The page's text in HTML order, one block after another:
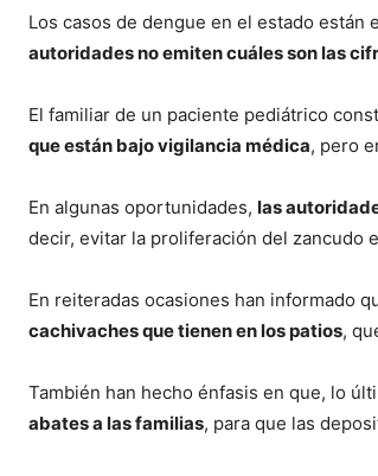
Los casos de dengue en el estado
autoridades no emiten cuáles son las
El familiar de un paciente pediátrico
que están bajo vigilancia médica, pero
En algunas oportunidades, las
decir, evitar la proliferación del zancudo
En reiteradas ocasiones han informado
cachivaches que tienen en los patios,
También han hecho énfasis en que, lo
abates a las familias, para que las